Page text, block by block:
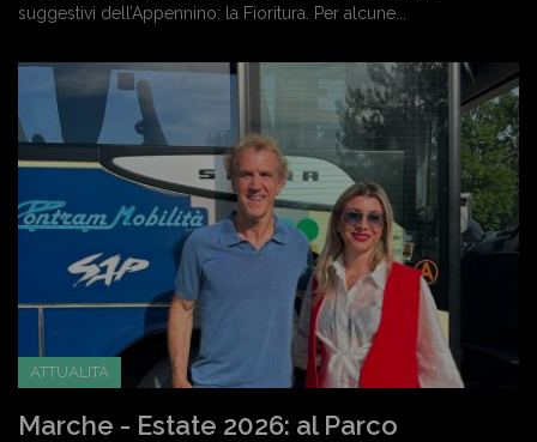
suggestivi dell’Appennino: la Fioritura. Per alcune...
ATTUALITÀ
Marche - Estate 2026: al Parco